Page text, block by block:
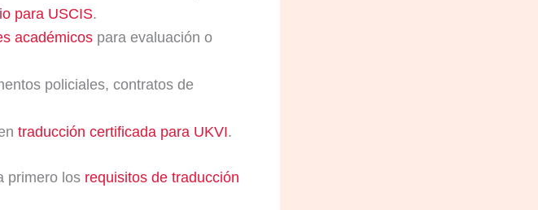
para USCIS.
académicos para evaluación o
policiales, contratos de
traducción certificada para UKVI.
primero los requisitos de traducción